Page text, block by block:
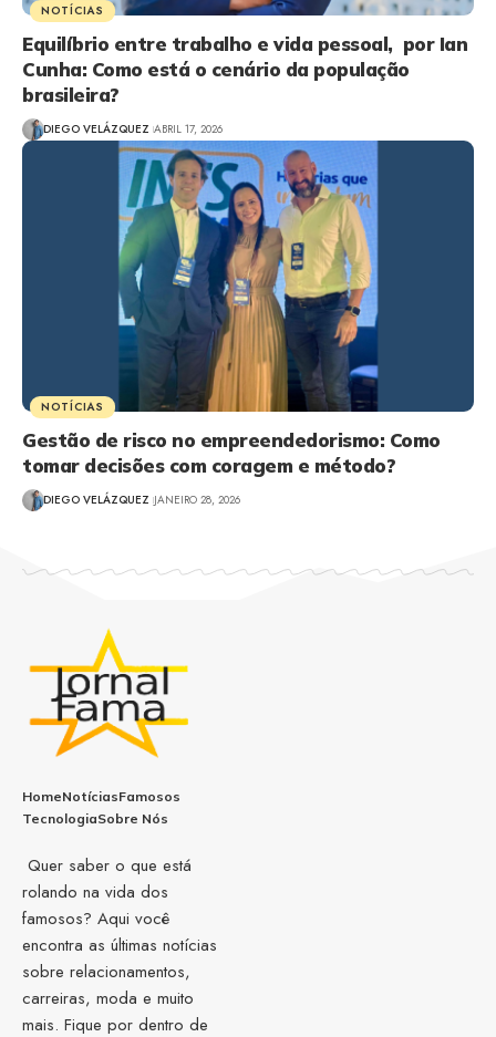
NOTÍCIAS
Equilíbrio entre trabalho e vida pessoal, por Ian
Cunha: Como está o cenário da população
brasileira?
DIEGO VELÁZQUEZ ABRIL 17, 2026
NOTÍCIAS
Gestão de risco no empreendedorismo: Como
tomar decisões com coragem e método?
DIEGO VELÁZQUEZ JANEIRO 28, 2026
HomeNotíciasFamosos
TecnologiaSobre Nós
Quer saber o que está
rolando na vida dos
famosos? Aqui você
encontra as últimas notícias
sobre relacionamentos,
carreiras, moda e muito
mais. Fique por dentro de